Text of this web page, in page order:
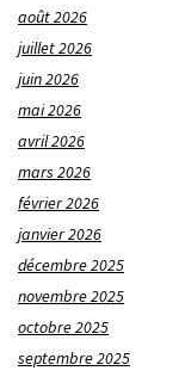
août 2026
juillet 2026
juin 2026
mai 2026
avril 2026
mars 2026
février 2026
janvier 2026
décembre 2025
novembre 2025
octobre 2025
septembre 2025